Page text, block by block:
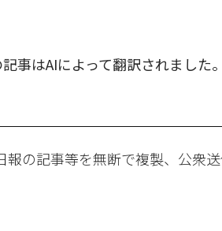
事はAIによって翻訳されました。
報の記事等を無断で複製、公衆